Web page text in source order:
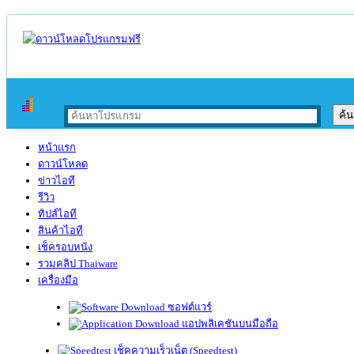
หน้าแรก
ดาวน์โหลด
ข่าวไอที
รีวิว
ทิปส์ไอที
สินค้าไอที
เช็ครอบหนัง
รวมคลิป Thaiware
เครื่องมือ
ซอฟต์แวร์
แอปพลิเคชันบนมือถือ
เช็คความเร็วเน็ต (Speedtest)